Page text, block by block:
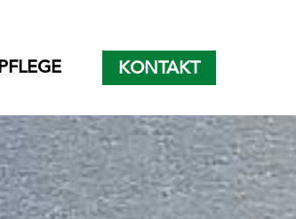
PFLEGE KONTAKT